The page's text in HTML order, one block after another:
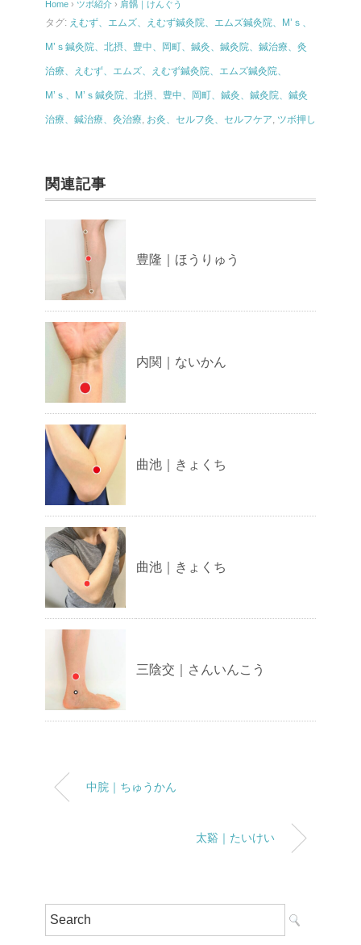
Home › ツボ紹介 › 肩髃｜けんぐう
タグ: えむず、エムズ、えむず鍼灸院、エムズ鍼灸院、M’ｓ、
M’ｓ鍼灸院、北摂、豊中、岡町、鍼灸、鍼灸院、鍼治療、灸
治療、えむず、エムズ、えむず鍼灸院、エムズ鍼灸院、
M’ｓ、M’ｓ鍼灸院、北摂、豊中、岡町、鍼灸、鍼灸院、鍼灸
治療、鍼治療、灸治療, お灸、セルフ灸、セルフケア, ツボ押し
関連記事
豊隆｜ほうりゅう
内関｜ないかん
曲池｜きょくち
曲池｜きょくち
三陰交｜さんいんこう
中脘｜ちゅうかん
太谿｜たいけい